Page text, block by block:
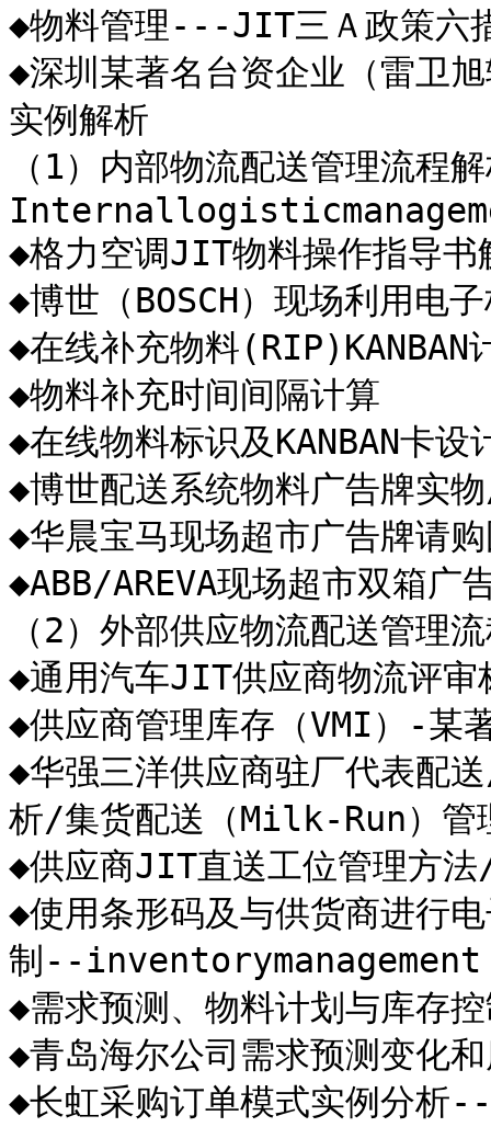
◆物料管理---JIT三Ａ政策六
◆深圳某著名台资企业（雷卫
实例解析
（1）内部物流配送管理流程
◆格力空调JIT物料操作指导
◆博世（BOSCH）现场利用电
◆在线补充物料(RIP)KANBAN
◆物料补充时间间隔计算
◆在线物料标识及KANBAN卡设
◆博世配送系统物料广告牌实
◆华晨宝马现场超市广告牌请
◆ABB/AREVA现场超市双箱广
（2）外部供应物流配送管理
◆通用汽车JIT供应商物流评审
◆供应商管理库存（VMI）-某
◆华强三洋供应商驻厂代表配
析/集货配送（Milk-Run）管
◆供应商JIT直送工位管理方
◆使用条形码及与供货商进行
制--inventorymanagement
◆需求预测、物料计划与库存
◆青岛海尔公司需求预测变化
◆长虹采购订单模式实例分